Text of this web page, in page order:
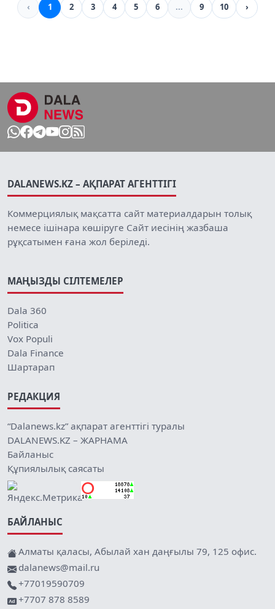
‹ 1 2 3 4 5 6 ... 9 10 ›
DALANEWS.KZ – АҚПАРАТ АГЕНТТІГІ
Коммерциялық мақсатта сайт материалдарын толық
немесе ішінара көшіруге Сайт иесінің жазбаша
рұқсатымен ғана жол беріледі.
МАҢЫЗДЫ СІЛТЕМЕЛЕР
Dala 360
Politica
Vox Populi
Dala Finance
Шартарап
РЕДАКЦИЯ
“Dalanews.kz” ақпарат агенттігі туралы
DALANEWS.KZ – ЖАРНАМА
Байланыс
Құпиялылық саясаты
БАЙЛАНЫС
Алматы қаласы, Абылай хан даңғылы 79, 125 офис.
dalanews@mail.ru
+77019590709
+7707 878 8589